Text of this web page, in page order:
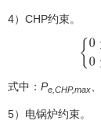
4）CHP约束。
{0 ≤
式中： Pe,CHP,max、
5）电锅炉约束。